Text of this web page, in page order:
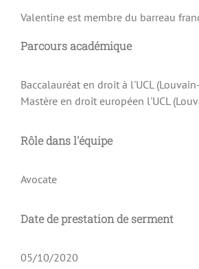
Valentine est membre du barreau
Parcours académique
Baccalauréat en droit à l'UCL
Mastère en droit européen l'UCL
Rôle dans l'équipe
Avocate
Date de prestation de serment
05/10/2020